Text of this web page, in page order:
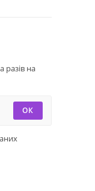
разів на
ОК